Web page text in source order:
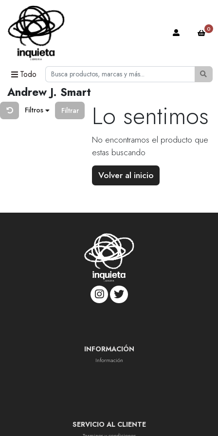
Todo
0
Andrew J. Smart
Filtros Filtrar Lo sentimos
No encontramos el producto que
estas buscando
Volver al inicio
INFORMACIÓN
Información
SERVICIO AL CLIENTE